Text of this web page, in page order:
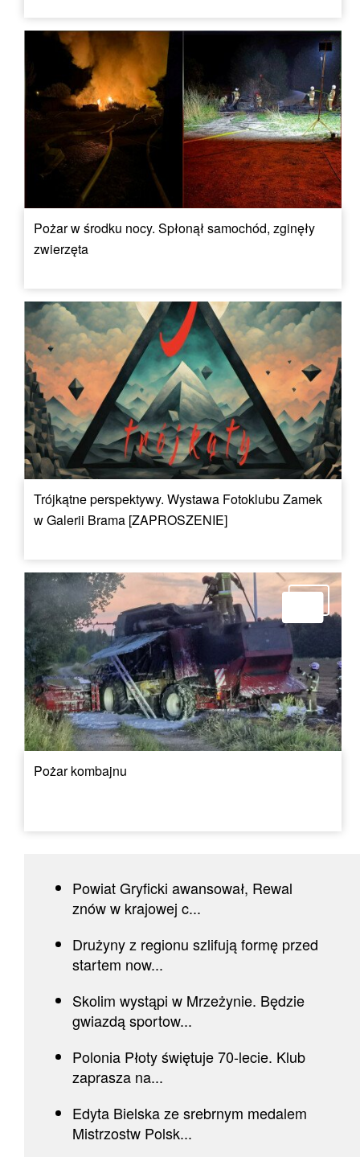
Pożar w środku nocy. Spłonął samochód, zginęły
zwierzęta
Trójkątne perspektywy. Wystawa Fotoklubu Zamek
w Galerii Brama [ZAPROSZENIE]
Pożar kombajnu
Powiat Gryficki awansował, Rewal
znów w krajowej c...
Drużyny z regionu szlifują formę przed
startem now...
Skolim wystąpi w Mrzeżynie. Będzie
gwiazdą sportow...
Polonia Płoty świętuje 70-lecie. Klub
zaprasza na...
Edyta Bielska ze srebrnym medalem
Mistrzostw Polsk...